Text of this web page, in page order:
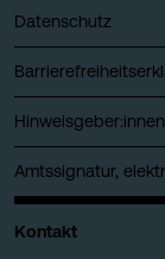
Datenschutz
Amtssignatur,
Kontakt